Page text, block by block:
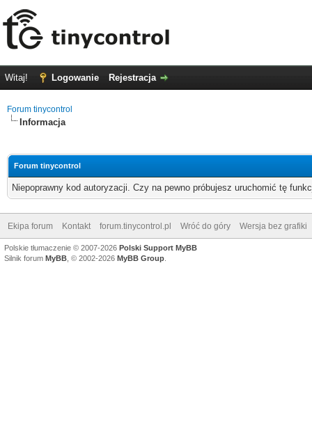
Witaj! Logowanie Rejestracja
Forum tinycontrol
Informacja
Forum tinycontrol
Niepoprawny kod autoryzacji. Czy na pewno próbujesz uruchomić tę
Ekipa forum Kontakt forum.tinycontrol.pl Wróć do góry Wersja bez grafiki
Polskie tłumaczenie © 2007-2026 Polski Support MyBB
Silnik forum MyBB , © 2002-2026 MyBB Group